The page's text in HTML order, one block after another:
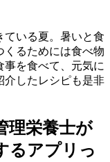
ている夏。暑いと食
くるためには食べ物
を食べて、元気に
介したレシピも是非
理栄養士が
るアプリっ